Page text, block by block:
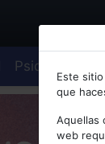
Escribe
Psiquiatría
Este
que
Aquellas
web